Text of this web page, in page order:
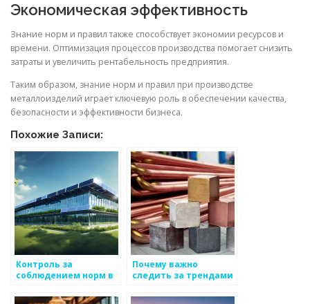
Экономическая эффективность
Знание норм и правил также способствует экономии ресурсов и
времени. Оптимизация процессов производства помогает снизить
затраты и увеличить рентабельность предприятия.
Таким образом, знание норм и правил при производстве
металлоизделий играет ключевую роль в обеспечении качества,
безопасности и эффективности бизнеса.
Похожие Записи:
Контроль за
соблюдением норм в
Почему важно
следить за трендами
металлов